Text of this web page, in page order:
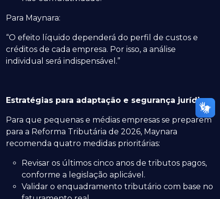
Para Maynara:
“O efeito líquido dependerá do perfil de custos e
créditos de cada empresa. Por isso, a análise
individual será indispensável.”
Estratégias para adaptação e segurança jurídica
Para que pequenas e médias empresas se preparem
para a Reforma Tributária de 2026, Maynara
recomenda quatro medidas prioritárias:
Revisar os últimos cinco anos de tributos pagos,
conforme a legislação aplicável.
Validar o enquadramento tributário com base no